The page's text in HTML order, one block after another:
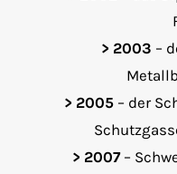
> 2003 –
> 2005– der
> 2007–